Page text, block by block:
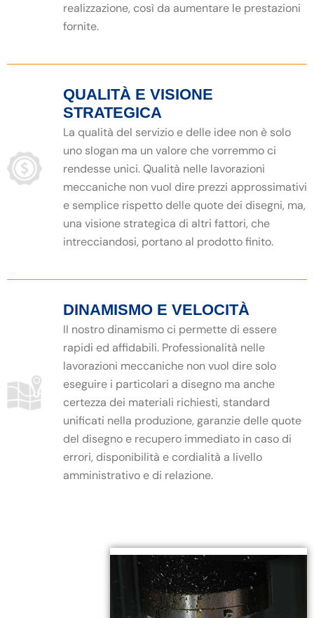
realizzazione, così da aumentare le prestazioni
fornite.
QUALITÀ E VISIONE
STRATEGICA
La qualità del servizio e delle idee non è solo
uno slogan ma un valore che vorremmo ci
rendesse unici. Qualità nelle lavorazioni
meccaniche non vuol dire prezzi approssimativi
e semplice rispetto delle quote dei disegni, ma,
una visione strategica di altri fattori, che
intrecciandosi, portano al prodotto finito.
DINAMISMO E VELOCITÀ
Il nostro dinamismo ci permette di essere
rapidi ed affidabili. Professionalità nelle
lavorazioni meccaniche non vuol dire solo
eseguire i particolari a disegno ma anche
certezza dei materiali richiesti, standard
unificati nella produzione, garanzie delle quote
del disegno e recupero immediato in caso di
errori, disponibilità e cordialità a livello
amministrativo e di relazione.